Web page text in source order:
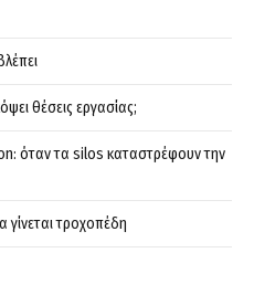
θέσεις εργασίας;
όταν τα silos καταστρέφουν την
γίνεται τροχοπέδη